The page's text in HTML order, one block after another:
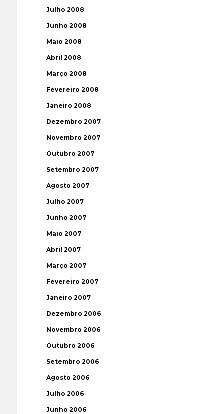
Julho 2008
Junho 2008
Maio 2008
Abril 2008
Março 2008
Fevereiro 2008
Janeiro 2008
Dezembro 2007
Novembro 2007
Outubro 2007
Setembro 2007
Agosto 2007
Julho 2007
Junho 2007
Maio 2007
Abril 2007
Março 2007
Fevereiro 2007
Janeiro 2007
Dezembro 2006
Novembro 2006
Outubro 2006
Setembro 2006
Agosto 2006
Julho 2006
Junho 2006